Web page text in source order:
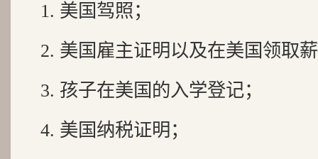
1. 美国驾照；
2. 美国雇主证明以及在美国领取
3. 孩子在美国的入学登记；
4. 美国纳税证明；